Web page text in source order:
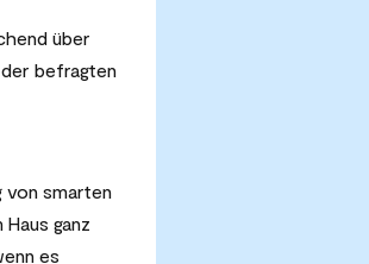
über
befragten
von smarten
ganz
es